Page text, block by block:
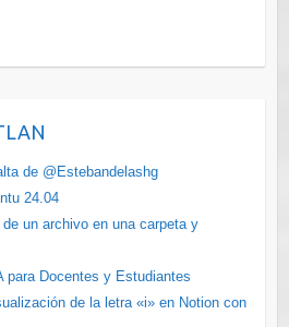
de @Estebandelashg
24.04
un archivo en una carpeta y
para Docentes y Estudiantes
de la letra «i» en Notion con